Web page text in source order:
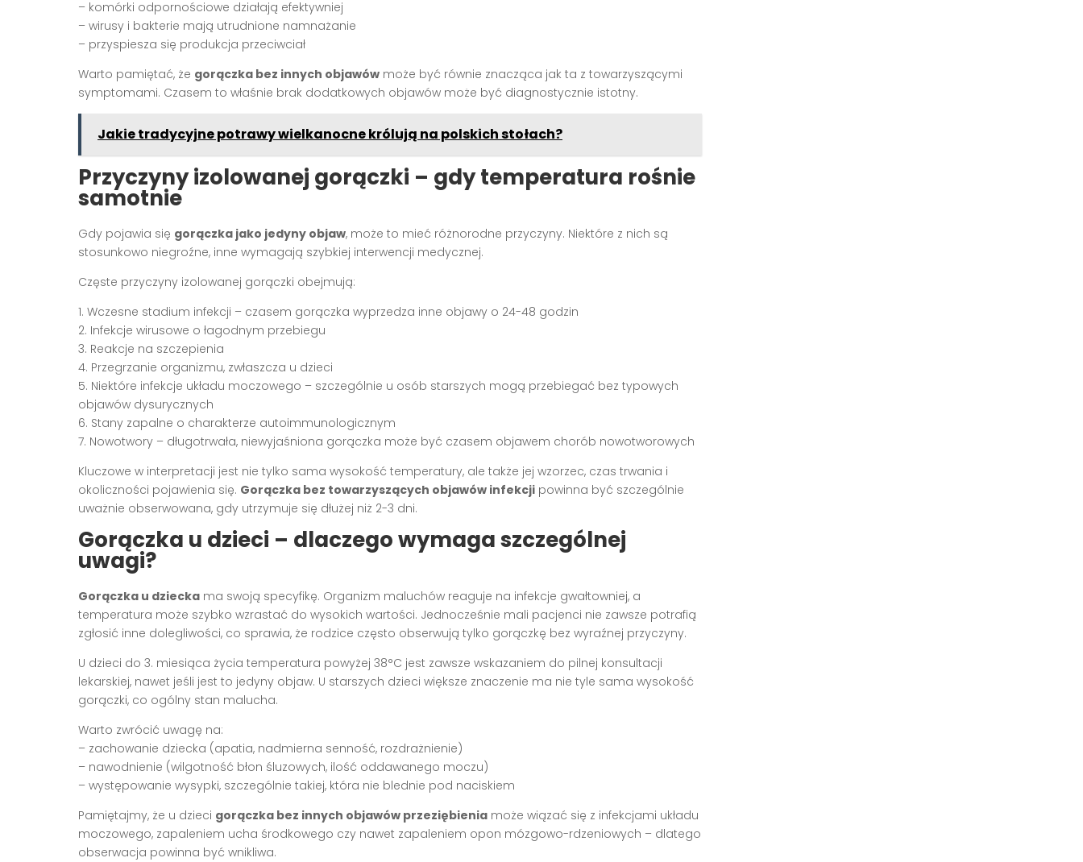
– komórki odpornościowe działają efektywniej
– wirusy i bakterie mają utrudnione namnażanie
– przyspiesza się produkcja przeciwciał
Warto pamiętać, że gorączka bez innych objawów może być równie znacząca jak ta z towarzyszącymi
symptomami. Czasem to właśnie brak dodatkowych objawów może być diagnostycznie istotny.
Jakie tradycyjne potrawy wielkanocne królują na polskich stołach?
Przyczyny izolowanej gorączki – gdy temperatura rośnie
samotnie
Gdy pojawia się gorączka jako jedyny objaw, może to mieć różnorodne przyczyny. Niektóre z nich są
stosunkowo niegroźne, inne wymagają szybkiej interwencji medycznej.
Częste przyczyny izolowanej gorączki obejmują:
1. Wczesne stadium infekcji – czasem gorączka wyprzedza inne objawy o 24-48 godzin
2. Infekcje wirusowe o łagodnym przebiegu
3. Reakcje na szczepienia
4. Przegrzanie organizmu, zwłaszcza u dzieci
5. Niektóre infekcje układu moczowego – szczególnie u osób starszych mogą przebiegać bez typowych
objawów dysurycznych
6. Stany zapalne o charakterze autoimmunologicznym
7. Nowotwory – długotrwała, niewyjaśniona gorączka może być czasem objawem chorób nowotworowych
Kluczowe w interpretacji jest nie tylko sama wysokość temperatury, ale także jej wzorzec, czas trwania i
okoliczności pojawienia się. Gorączka bez towarzyszących objawów infekcji powinna być szczególnie
uważnie obserwowana, gdy utrzymuje się dłużej niż 2-3 dni.
Gorączka u dzieci – dlaczego wymaga szczególnej
uwagi?
Gorączka u dziecka ma swoją specyfikę. Organizm maluchów reaguje na infekcje gwałtowniej, a
temperatura może szybko wzrastać do wysokich wartości. Jednocześnie mali pacjenci nie zawsze potrafią
zgłosić inne dolegliwości, co sprawia, że rodzice często obserwują tylko gorączkę bez wyraźnej przyczyny.
U dzieci do 3. miesiąca życia temperatura powyżej 38°C jest zawsze wskazaniem do pilnej konsultacji
lekarskiej, nawet jeśli jest to jedyny objaw. U starszych dzieci większe znaczenie ma nie tyle sama wysokość
gorączki, co ogólny stan malucha.
Warto zwrócić uwagę na:
– zachowanie dziecka (apatia, nadmierna senność, rozdrażnienie)
– nawodnienie (wilgotność błon śluzowych, ilość oddawanego moczu)
– występowanie wysypki, szczególnie takiej, która nie blednie pod naciskiem
Pamiętajmy, że u dzieci gorączka bez innych objawów przeziębienia może wiązać się z infekcjami układu
moczowego, zapaleniem ucha środkowego czy nawet zapaleniem opon mózgowo-rdzeniowych – dlatego
obserwacja powinna być wnikliwa.